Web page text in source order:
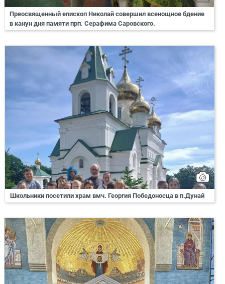
Преосвященный епископ Николай совершил всенощное бдение
в канун дня памяти прп. Серафима Саровского.
Школьники посетили храм вмч. Георгия Победоносца в п.Дунай